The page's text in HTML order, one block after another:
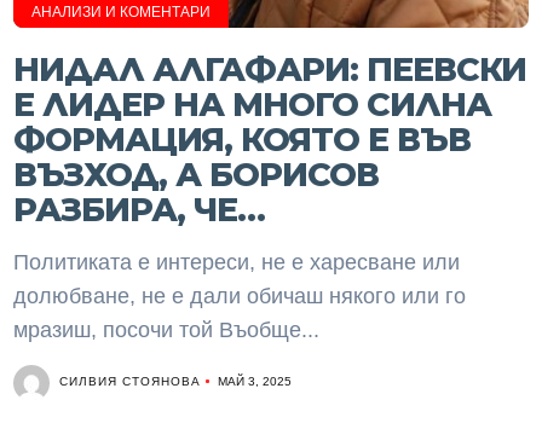
АНАЛИЗИ И КОМЕНТАРИ
НИДАЛ АЛГАФАРИ: ПЕЕВСКИ
Е ЛИДЕР НА МНОГО СИЛНА
ФОРМАЦИЯ, КОЯТО Е ВЪВ
ВЪЗХОД, А БОРИСОВ
РАЗБИРА, ЧЕ…
Политиката е интереси, не е харесване или
долюбване, не е дали обичаш някого или го
мразиш, посочи той Въобще...
СИЛВИЯ СТОЯНОВА МАЙ 3, 2025